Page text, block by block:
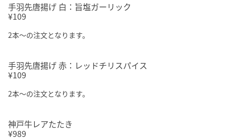
手羽先唐揚げ 白：旨塩ガーリック
¥109
2本～の注文となります。
手羽先唐揚げ 赤：レッドチリスパイス
¥109
2本～の注文となります。
神戸牛レアたたき
¥989